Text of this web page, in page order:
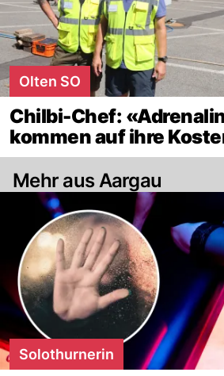
Olten SO
Chilbi-Chef:
kommen auf ihre
Mehr aus Aargau
Solothurnerin